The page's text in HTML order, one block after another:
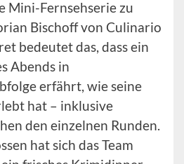
Mini-Fernsehserie zu
Bischoff von Culinario
bedeutet das, dass ein
Abends in
erfährt, wie seine
hat – inklusive
den einzelnen Runden.
hat sich das Team